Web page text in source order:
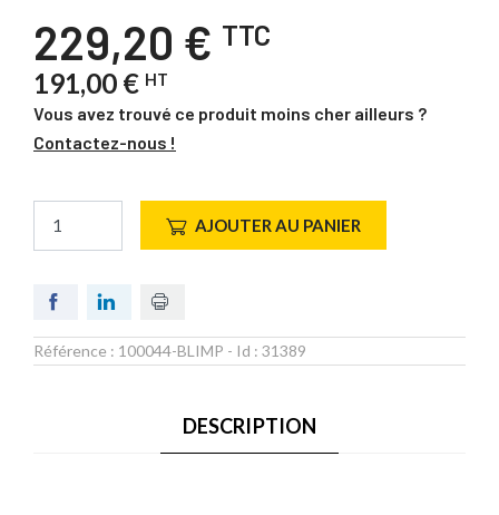
229,20 € TTC
191,00 € HT
Vous avez trouvé ce produit moins cher ailleurs ?
Contactez-nous !
AJOUTER AU PANIER
Référence : 100044-BLIMP - Id : 31389
DESCRIPTION